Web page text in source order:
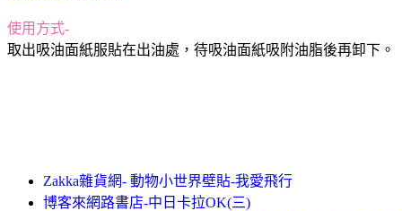
使用方式-
取出吸油面紙服貼在出油處，待吸油面紙吸附油脂後再卸下。
Zakka雜貨網- 動物小世界壁貼-我愛飛行
博客來網路書店-中日卡拉OK(三)